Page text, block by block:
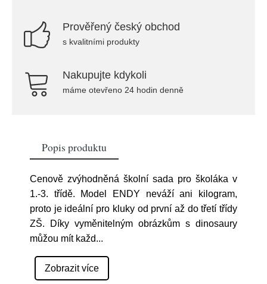
Prověřený český obchod
s kvalitními produkty
Nakupujte kdykoli
máme otevřeno 24 hodin denně
Popis produktu
Cenově zvýhodněná školní sada pro školáka v
1.-3. třídě. Model ENDY neváží ani kilogram,
proto je ideální pro kluky od první až do třetí třídy
ZŠ. Díky vyměnitelným obrázkům s dinosaury
můžou mít každ...
Zobrazit více